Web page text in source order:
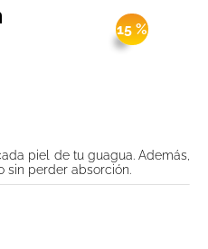
15 %
piel de tu guagua. Además,
sin perder absorción.